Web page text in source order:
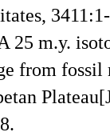
25 m.y.
from